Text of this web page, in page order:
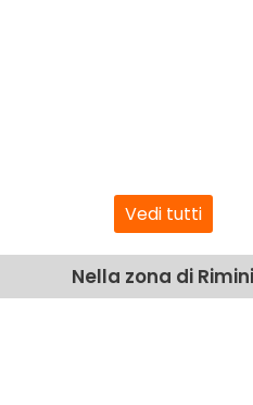
Vedi tutti
Nella zona di Rimini